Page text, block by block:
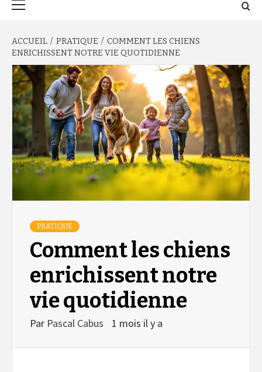
ACCUEIL PRATIQUE
COMMENT LES CHIENS
ENRICHISSENT NOTRE VIE QUOTIDIENNE
PRATIQUE
Comment les chiens
enrichissent notre
vie quotidienne
Par Pascal Cabus 1 mois il y a